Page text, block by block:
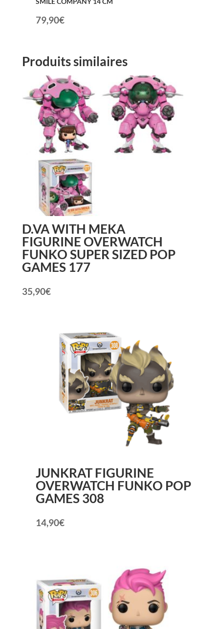
79,90€
Produits similaires
D.VA WITH MEKA
FIGURINE OVERWATCH
FUNKO SUPER SIZED POP
GAMES 177
35,90€
JUNKRAT FIGURINE
OVERWATCH FUNKO POP
GAMES 308
14,90€